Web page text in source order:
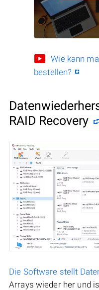
Wie kann
bestellen?
RAID Recovery
Die Software stellt
Arrays wieder her und